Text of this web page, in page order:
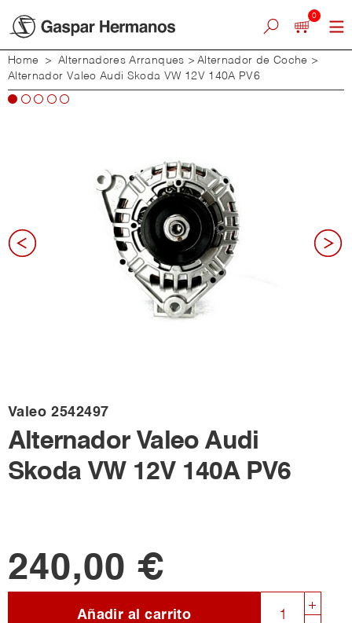
0
Home > Alternadores Arranques > Alternador de Coche >
Alternador Valeo Audi Skoda VW 12V 140A PV6
Valeo 2542497
Alternador Valeo Audi
Skoda VW 12V 140A PV6
240,00 €
Añadir al carrito